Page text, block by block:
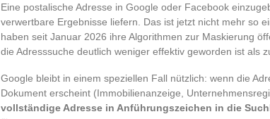
Eine postalische Adresse in Google oder Facebook
verwertbare Ergebnisse liefern. Das ist jetzt nicht mehr so
haben seit Januar 2026 ihre Algorithmen zur Maskierung
die Adresssuche deutlich weniger effektiv geworden ist als
Google bleibt in einem speziellen Fall nützlich: wenn die
Dokument erscheint (Immobilienanzeige,
vollständige Adresse in Anführungszeichen in die